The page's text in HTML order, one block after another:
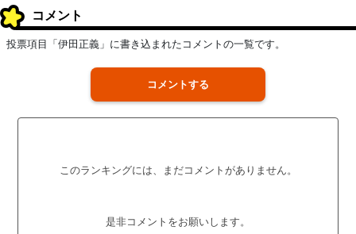
コメント
投票項目「伊田正義」に書き込まれたコメントの一覧です。
コメントする
このランキングには、まだコメントがありません。
是非コメントをお願いします。